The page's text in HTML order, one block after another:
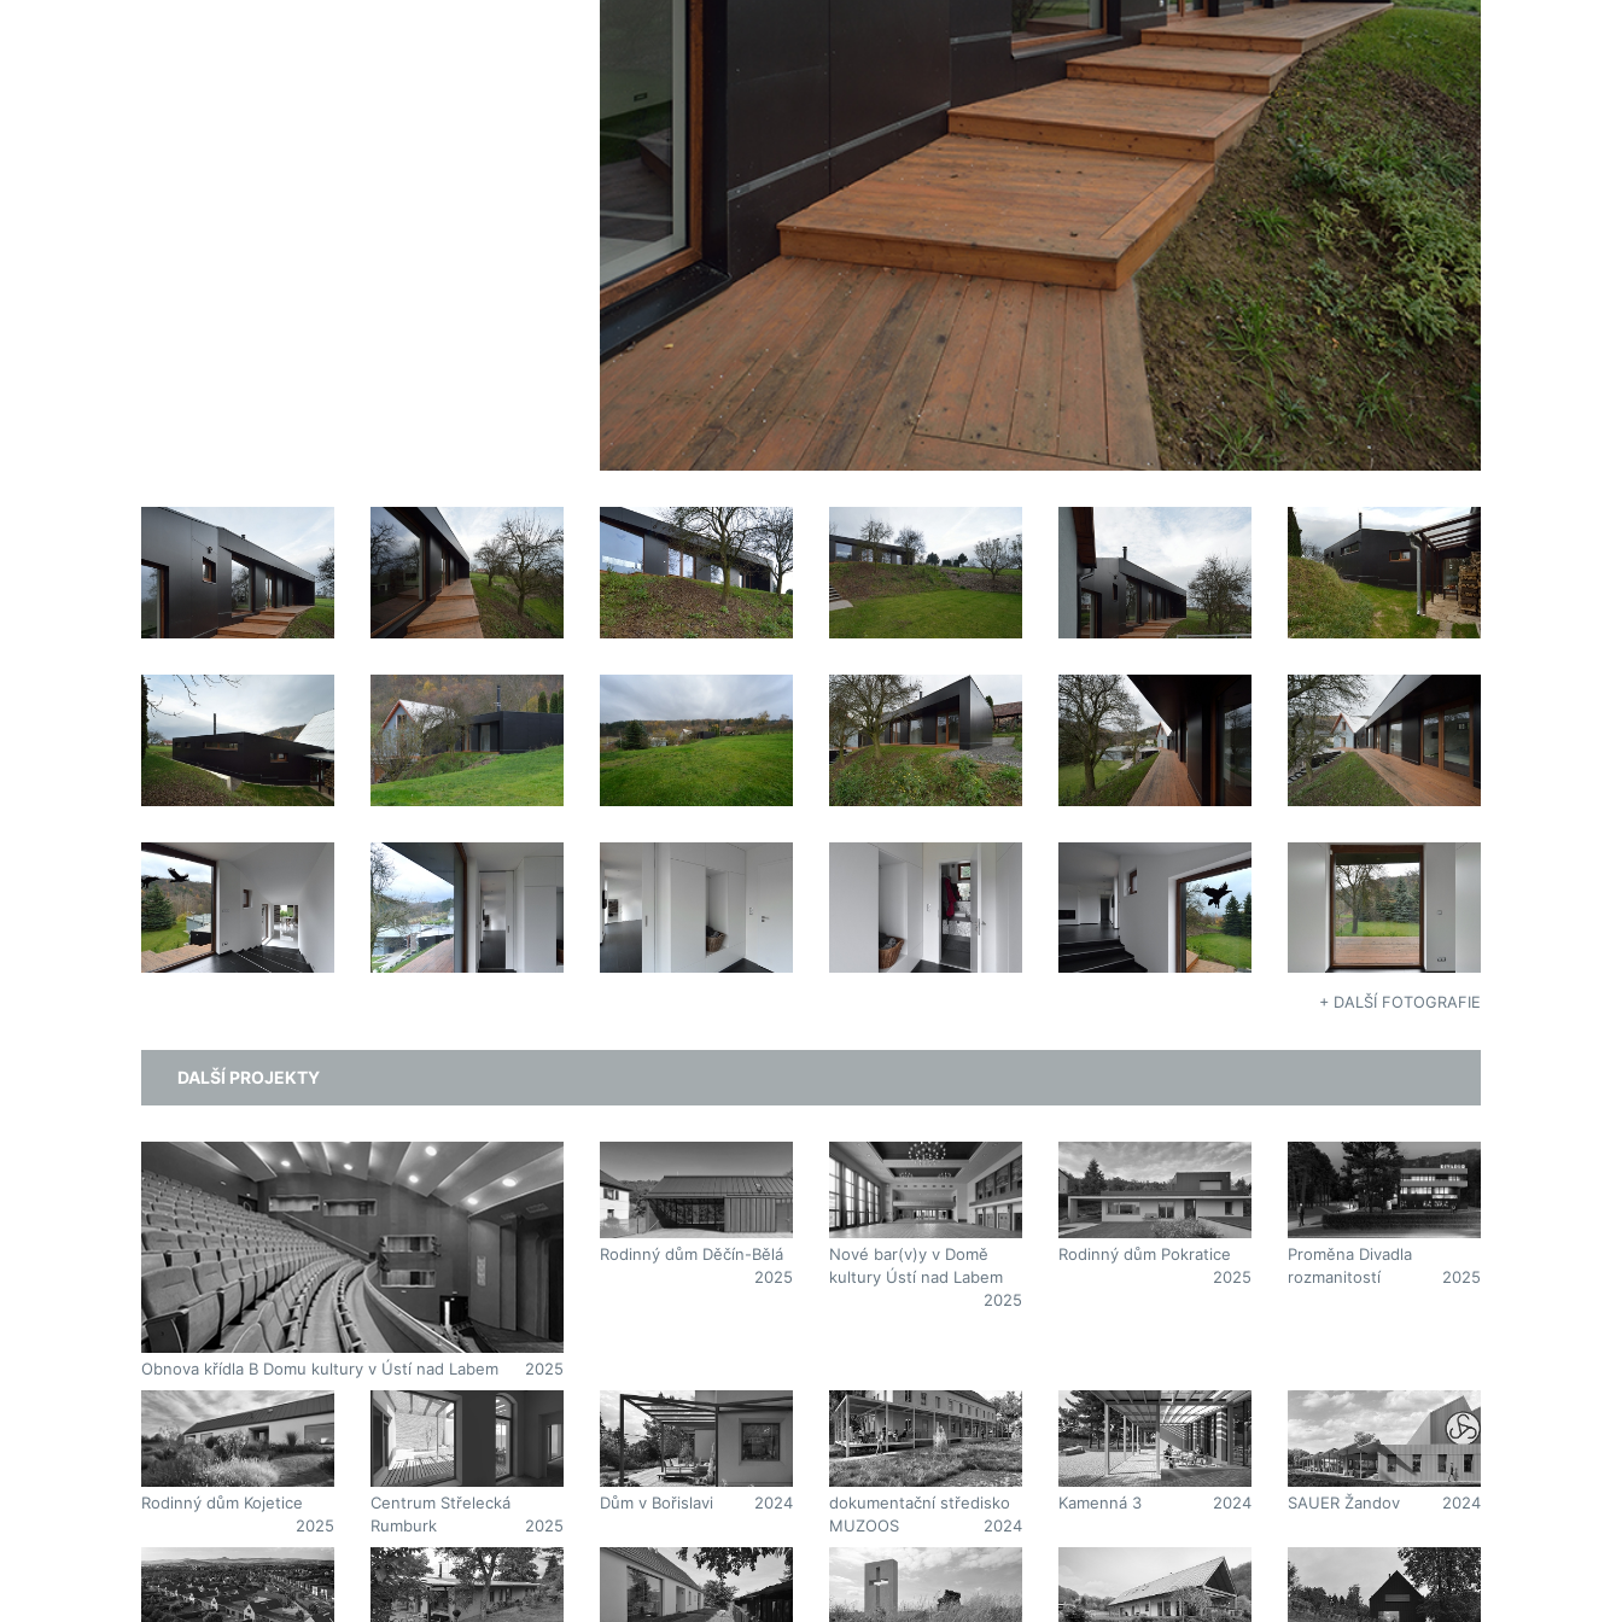
+ DALŠÍ FOTOGRAFIE
DALŠÍ PROJEKTY
Obnova křídla B Domu kultury v Ústí nad Labem 2025
Rodinný dům Děčín-Bělá
2025
Nové bar(v)y v Domě
kultury Ústí nad Labem
2025
Rodinný dům Pokratice
2025
Proměna Divadla
rozmanitostí
2025
Rodinný dům Kojetice
2025
Centrum Střelecká
Rumburk
2025
Dům v Bořislavi 2024
dokumentační středisko
MUZOOS
2024
Kamenná 3 2024 SAUER Žandov 2024